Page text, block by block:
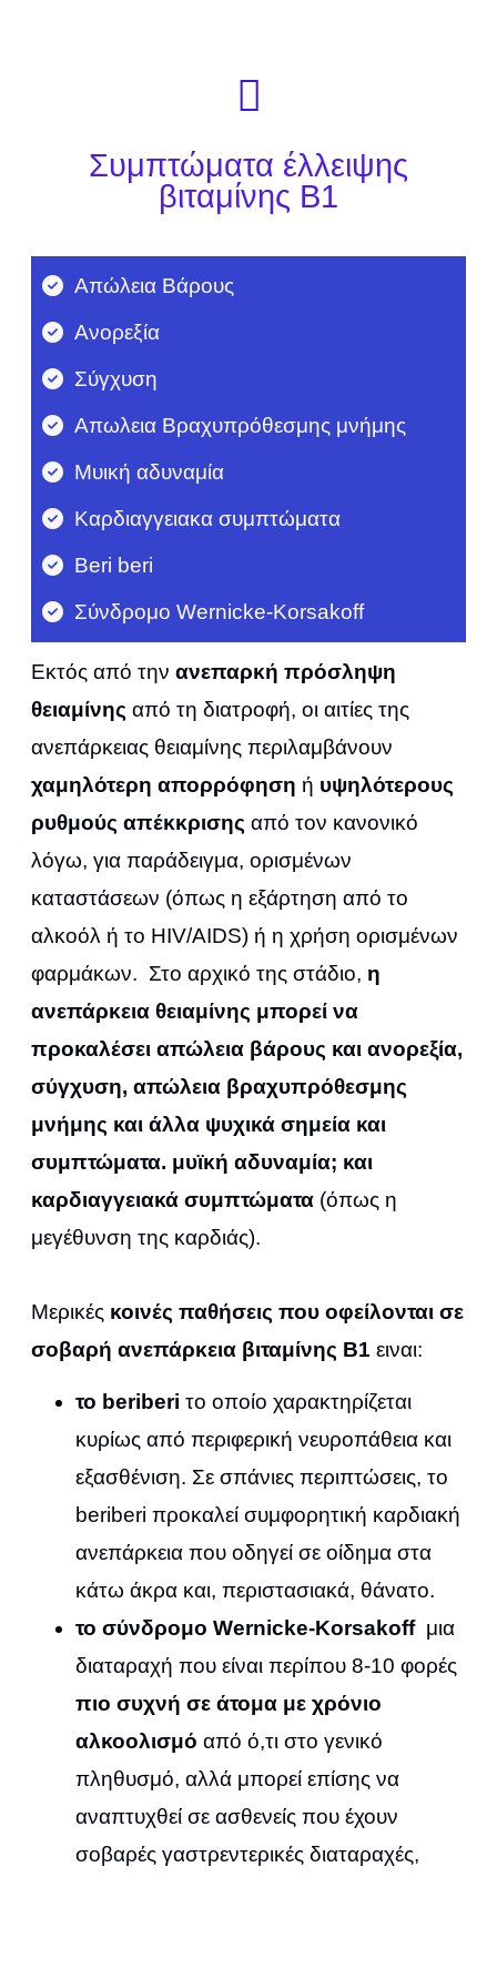
Συμπτώματα έλλειψης
βιταμίνης Β1
Απώλεια Βάρους
Ανορεξία
Σύγχυση
Απωλεια Βραχυπρόθεσμης μνήμης
Μυική αδυναμία
Καρδιαγγειακα συμπτώματα
Beri beri
Σύνδρομο Wernicke-Korsakoff
Εκτός από την ανεπαρκή πρόσληψη
θειαμίνης από τη διατροφή, οι αιτίες της
ανεπάρκειας θειαμίνης περιλαμβάνουν
χαμηλότερη απορρόφηση ή υψηλότερους
ρυθμούς απέκκρισης από τον κανονικό
λόγω, για παράδειγμα, ορισμένων
καταστάσεων (όπως η εξάρτηση από το
αλκοόλ ή το HIV/AIDS) ή η χρήση ορισμένων
φαρμάκων. Στο αρχικό της στάδιο, η
ανεπάρκεια θειαμίνης μπορεί να
προκαλέσει απώλεια βάρους και ανορεξία,
σύγχυση, απώλεια βραχυπρόθεσμης
μνήμης και άλλα ψυχικά σημεία και
συμπτώματα. μυϊκή αδυναμία; και
καρδιαγγειακά συμπτώματα(όπως η
μεγέθυνση της καρδιάς).
Μερικές κοινές παθήσεις που οφείλονται σε
σοβαρή ανεπάρκεια βιταμίνης Β1 ειναι:
το beriberi το οποίο χαρακτηρίζεται
κυρίως από περιφερική νευροπάθεια και
εξασθένιση. Σε σπάνιες περιπτώσεις, το
beriberi προκαλεί συμφορητική καρδιακή
ανεπάρκεια που οδηγεί σε οίδημα στα
κάτω άκρα και, περιστασιακά, θάνατο.
το σύνδρομο Wernicke-Korsakoffμια
διαταραχή που είναι περίπου 8-10 φορές
πιο συχνή σε άτομα με χρόνιο
αλκοολισμό από ό,τι στο γενικό
πληθυσμό, αλλά μπορεί επίσης να
αναπτυχθεί σε ασθενείς που έχουν
σοβαρές γαστρεντερικές διαταραχές,